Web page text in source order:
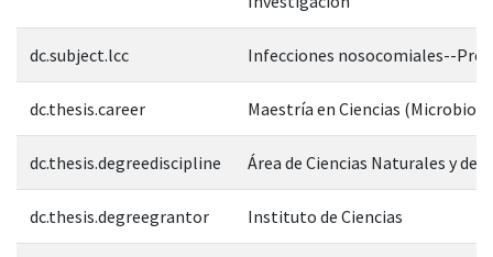
dc.subject.lcc Infecciones nosocomiales--
dc.thesis.career Maestría en Ciencias
dc.thesis.degreediscipline Área de Ciencias Naturales y de
dc.thesis.degreegrantor Instituto de Ciencias